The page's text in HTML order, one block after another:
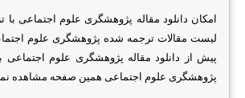
امکان دانلود مقاله پژوهشگری علوم اجتماعی
لیست مقالات ترجمه شده پژوهشگری علوم
پیش از دانلود مقاله پژوهشگری علوم
پژوهشگری علوم اجتماعی همین صفحه مشاهده